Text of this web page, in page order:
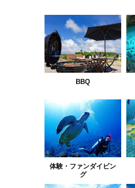
BBQ
体験・ファンダイビン
グ